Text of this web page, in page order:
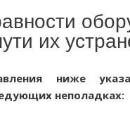
их
ниже
неполадках: